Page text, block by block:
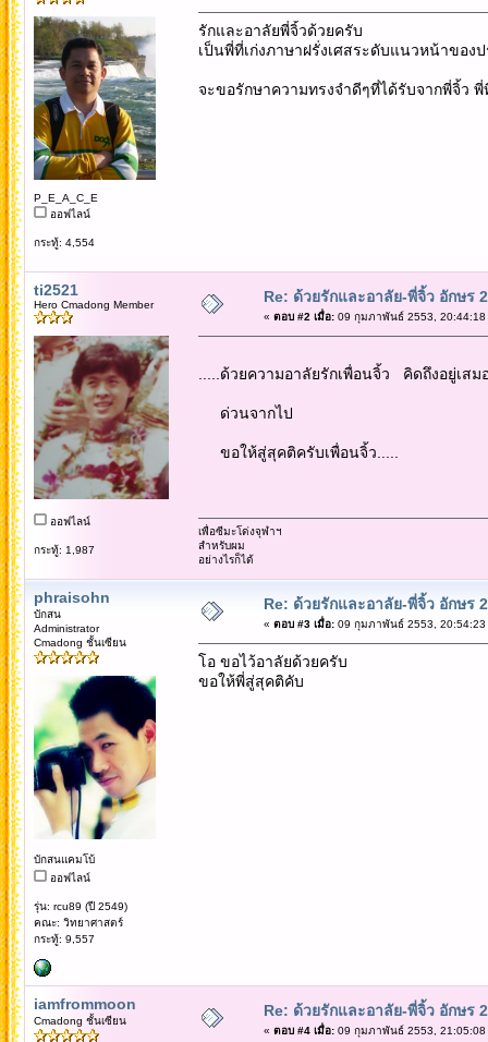
P_E_A_C_E
ออฟไลน์
กระทู้: 4,554
รักและอาลัยพี่จิ้วด้วยครับ
เป็นพี่ที่เก่งภาษาฝรั่งเศสระดับแนวหน้าของป
จะขอรักษาความทรงจำดีๆที่ได้รับจากพี่จิ้ว พี่
ti2521
Hero Cmadong Member
ออฟไลน์
กระทู้: 1,987
Re: ด้วยรักและอาลัย-พี่จิ้ว อักษร
« ตอบ #2 เมื่อ:09 กุมภาพันธ์ 2553, 20:44:18
.....ด้วยความอาลัยรักเพื่อนจิ้ว คิดถึงอยู่เส
ด่วนจากไป
ขอให้สู่สุคติครับเพื่อนจิ้ว.....
เพื่อซีมะโด่งจุฬาฯ
สำหรับผม
อย่างไรก็ได้
phraisohn
บักสน
Administrator
Cmadong ชั้นเซียน
บักสนแคมโบ้
ออฟไลน์
รุ่น: rcu89 (ปี 2549)
คณะ: วิทยาศาสตร์
กระทู้: 9,557
Re: ด้วยรักและอาลัย-พี่จิ้ว อักษร
« ตอบ #3 เมื่อ:09 กุมภาพันธ์ 2553, 20:54:23
โอ ขอไว้อาลัยด้วยครับ
ขอให้พี่สู่สุคติคับ
iamfrommoon
Cmadong ชั้นเซียน
Re: ด้วยรักและอาลัย-พี่จิ้ว อักษร
« ตอบ #4 เมื่อ:09 กุมภาพันธ์ 2553, 21:05:08